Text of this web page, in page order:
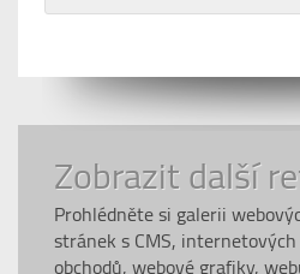
Zobrazit další
Prohlédněte si galerii
stránek s CMS, internetových
obchodů, webové grafiky,